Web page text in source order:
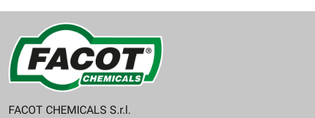
FACOT CHEMICALS S.r.l.